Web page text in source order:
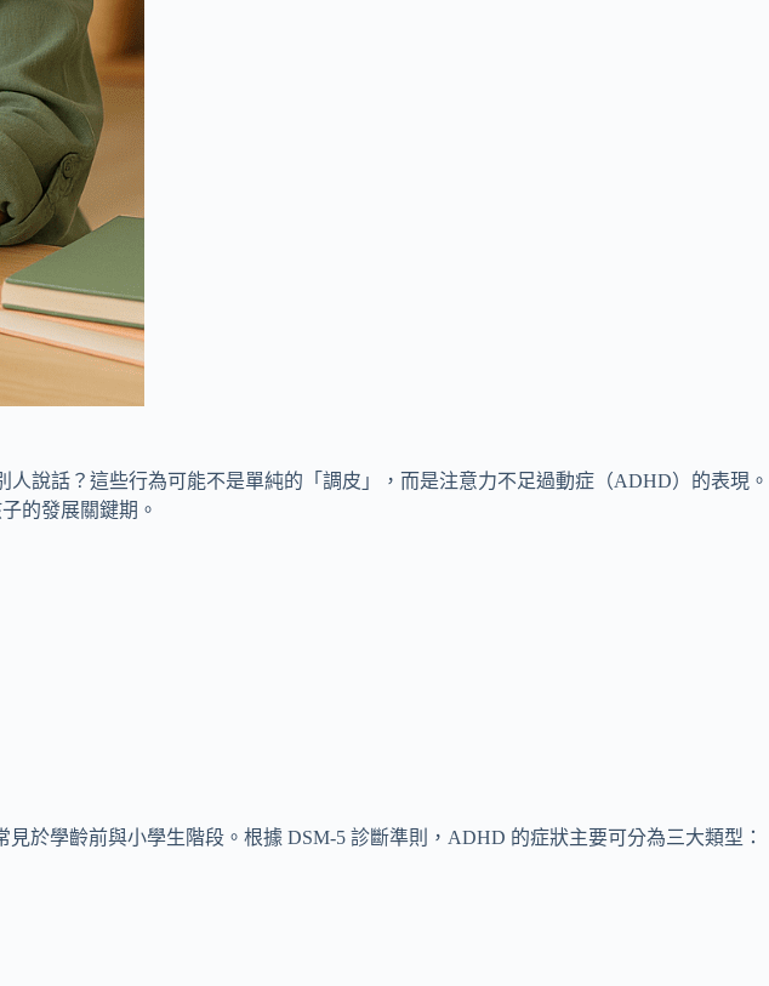
說話？這些行為可能不是單純的「調皮」，而是注意力不足過動症（ADHD）的表現。
的發展關鍵期。
於學齡前與小學生階段。根據 DSM-5 診斷準則，ADHD 的症狀主要可分為三大類型：